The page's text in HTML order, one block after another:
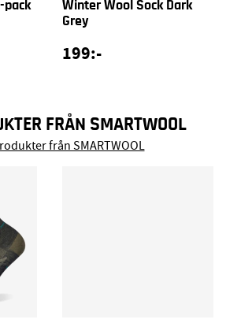
pack
Winter Wool Sock Dark
Grey
199:-
FRÅN SMARTWOOL
från SMARTWOOL